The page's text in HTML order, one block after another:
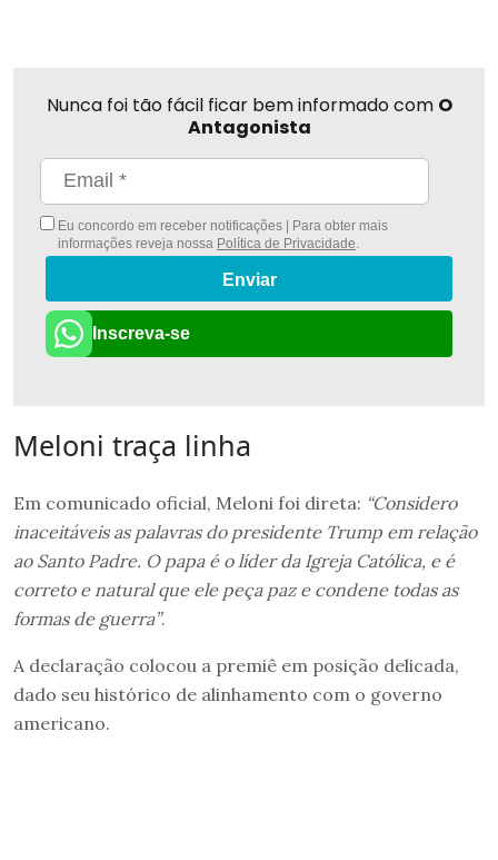
Nunca foi tão fácil ficar bem informado com O
Antagonista
Eu concordo em receber notificações | Para obter mais
informações reveja nossa Política de Privacidade
Enviar
Inscreva-se
Meloni traça linha
Em comunicado oficial, Meloni foi direta: “Considero
inaceitáveis as palavras do presidente Trump em relação
ao Santo Padre. O papa é o líder da Igreja Católica, e é
correto e natural que ele peça paz e condene todas as
formas de guerra”.
A declaração colocou a premiê em posição delicada,
dado seu histórico de alinhamento com o governo
americano.